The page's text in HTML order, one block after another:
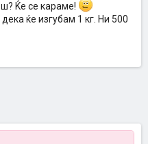
Ќе се караме!
ќе изгубам 1 кг. Ни 500